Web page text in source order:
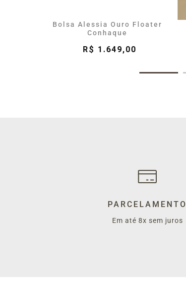
Bolsa Alessia Ouro Floater
Conhaque
R$ 1.649,00
PARCELAMENTO
Em até 8x sem juros